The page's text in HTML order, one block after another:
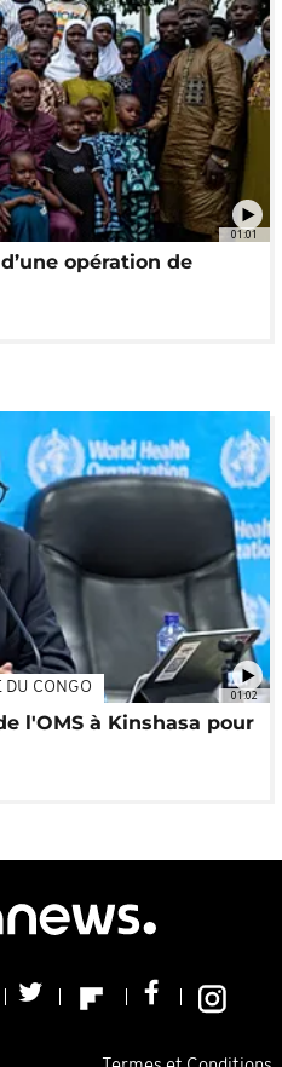
01:01
opération de
01:02
DU CONGO
l'OMS à Kinshasa pour